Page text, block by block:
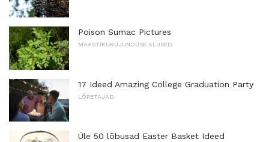
Poison Sumac Pictures
MAASTIKUKUJUNDUSE ALUSED
17 Ideed Amazing College Graduation Party
LÕPETAJAD
Üle 50 lõbusad Easter Basket Ideed